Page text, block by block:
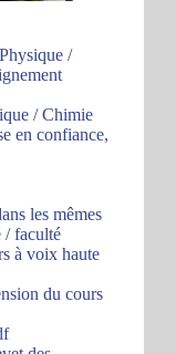
/
/ Chimie
en confiance,
les mêmes
/ faculté
à voix haute
du cours